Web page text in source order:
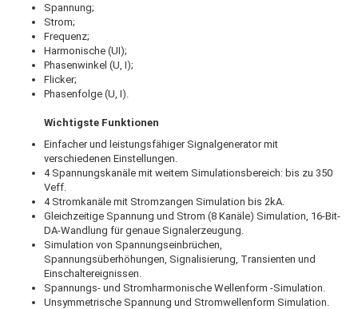
Spannung;
Strom;
Frequenz;
Harmonische (UI);
Phasenwinkel (U, I);
Flicker;
Phasenfolge (U, I).
Wichtigste Funktionen
Einfacher und leistungsfähiger Signalgenerator mit
verschiedenen Einstellungen.
4 Spannungskanäle mit weitem Simulationsbereich: bis zu 350
Veff.
4 Stromkanäle mit Stromzangen Simulation bis 2kA.
Gleichzeitige Spannung und Strom (8 Kanäle) Simulation, 16-Bit-
DA-Wandlung für genaue Signalerzeugung.
Simulation von Spannungseinbrüchen,
Spannungsüberhöhungen, Signalisierung, Transienten und
Einschaltereignissen.
Spannungs- und Stromharmonische Wellenform -Simulation.
Unsymmetrische Spannung und Stromwellenform Simulation.